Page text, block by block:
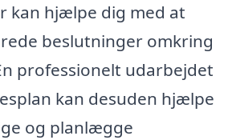
kan hjælpe dig med at
beslutninger omkring
professionelt udarbejdet
kan desuden hjælpe
og planlægge